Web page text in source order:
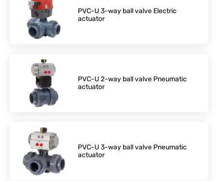
PVC-U 3-way ball valve Electric
actuator
PVC-U 2-way ball valve Pneumatic
actuator
PVC-U 3-way ball valve Pneumatic
actuator